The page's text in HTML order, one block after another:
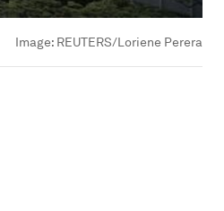
Image: REUTERS/Loriene Perera